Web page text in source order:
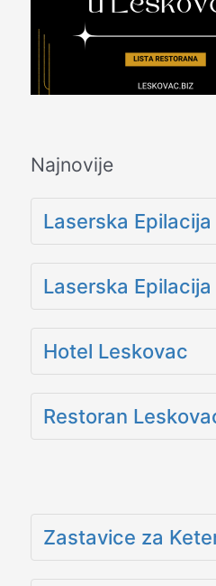
Najnovije
Laserska
Laserska
Hotel Leskovac
Restoran
Zastavice za